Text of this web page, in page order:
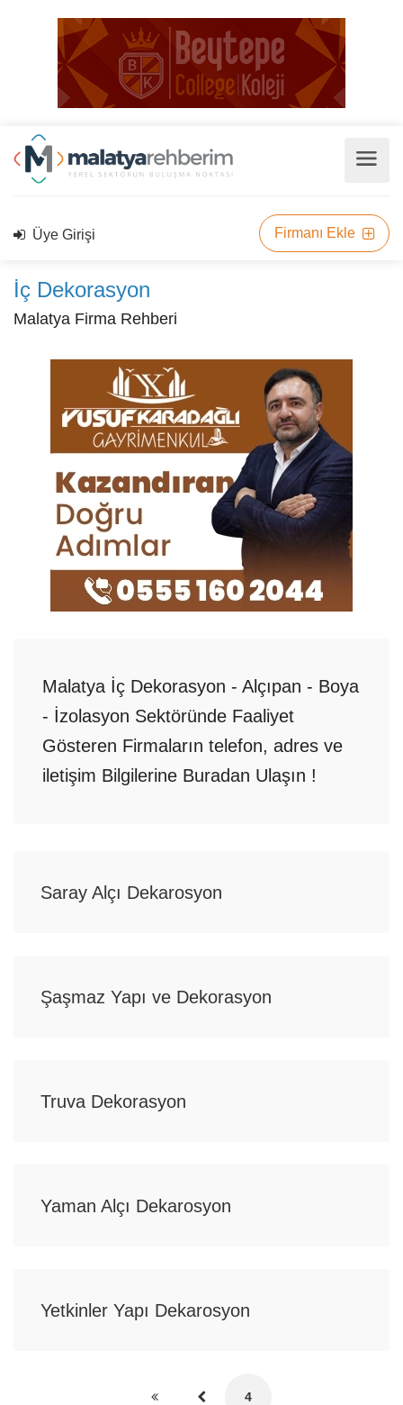
Üye Girişi Firmanı Ekle
İç Dekorasyon
Malatya Firma Rehberi
Malatya İç Dekorasyon - Alçıpan - Boya
- İzolasyon Sektöründe Faaliyet
Gösteren Firmaların telefon, adres ve
iletişim Bilgilerine Buradan Ulaşın !
Saray Alçı Dekarosyon
Şaşmaz Yapı ve Dekorasyon
Truva Dekorasyon
Yaman Alçı Dekarosyon
Yetkinler Yapı Dekarosyon
4